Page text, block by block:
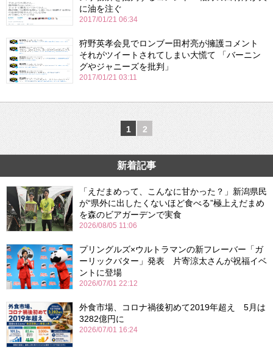
に油を注ぐ
2017/01/21 06:34
狩野英孝会見でロンブー田村亮が擁護コメント
それがツイートされてしまい大慌て 「バーニン
グやジャニーズを批判」
2017/01/21 03:11
1 2
新着記事
「えだまめって、こんなに甘かった？」新潟県民
が“県外に出したくないほど食べる”極上えだまめ
を森のビアガーデンで実食
2026/08/05 11:06
プリングルズ×ウルトラマンの新フレーバー「ガ
ーリックバター」発表 片寄涼太さんが祝福イベ
ントに登場
2026/07/01 22:12
外食市場、コロナ禍後初めて2019年超え 5月は
3282億円に
2026/07/01 16:24